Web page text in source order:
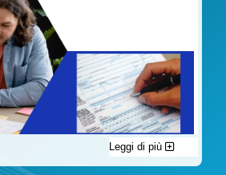
alle attività dell’A.I.F.V.S. a favore
per dare giustizia ai superstiti ed ai
Leggi di più